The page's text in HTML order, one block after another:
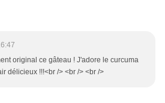
original ce gâteau ! J'adore le curcuma
délicieux !!!<br /> <br /> <br />